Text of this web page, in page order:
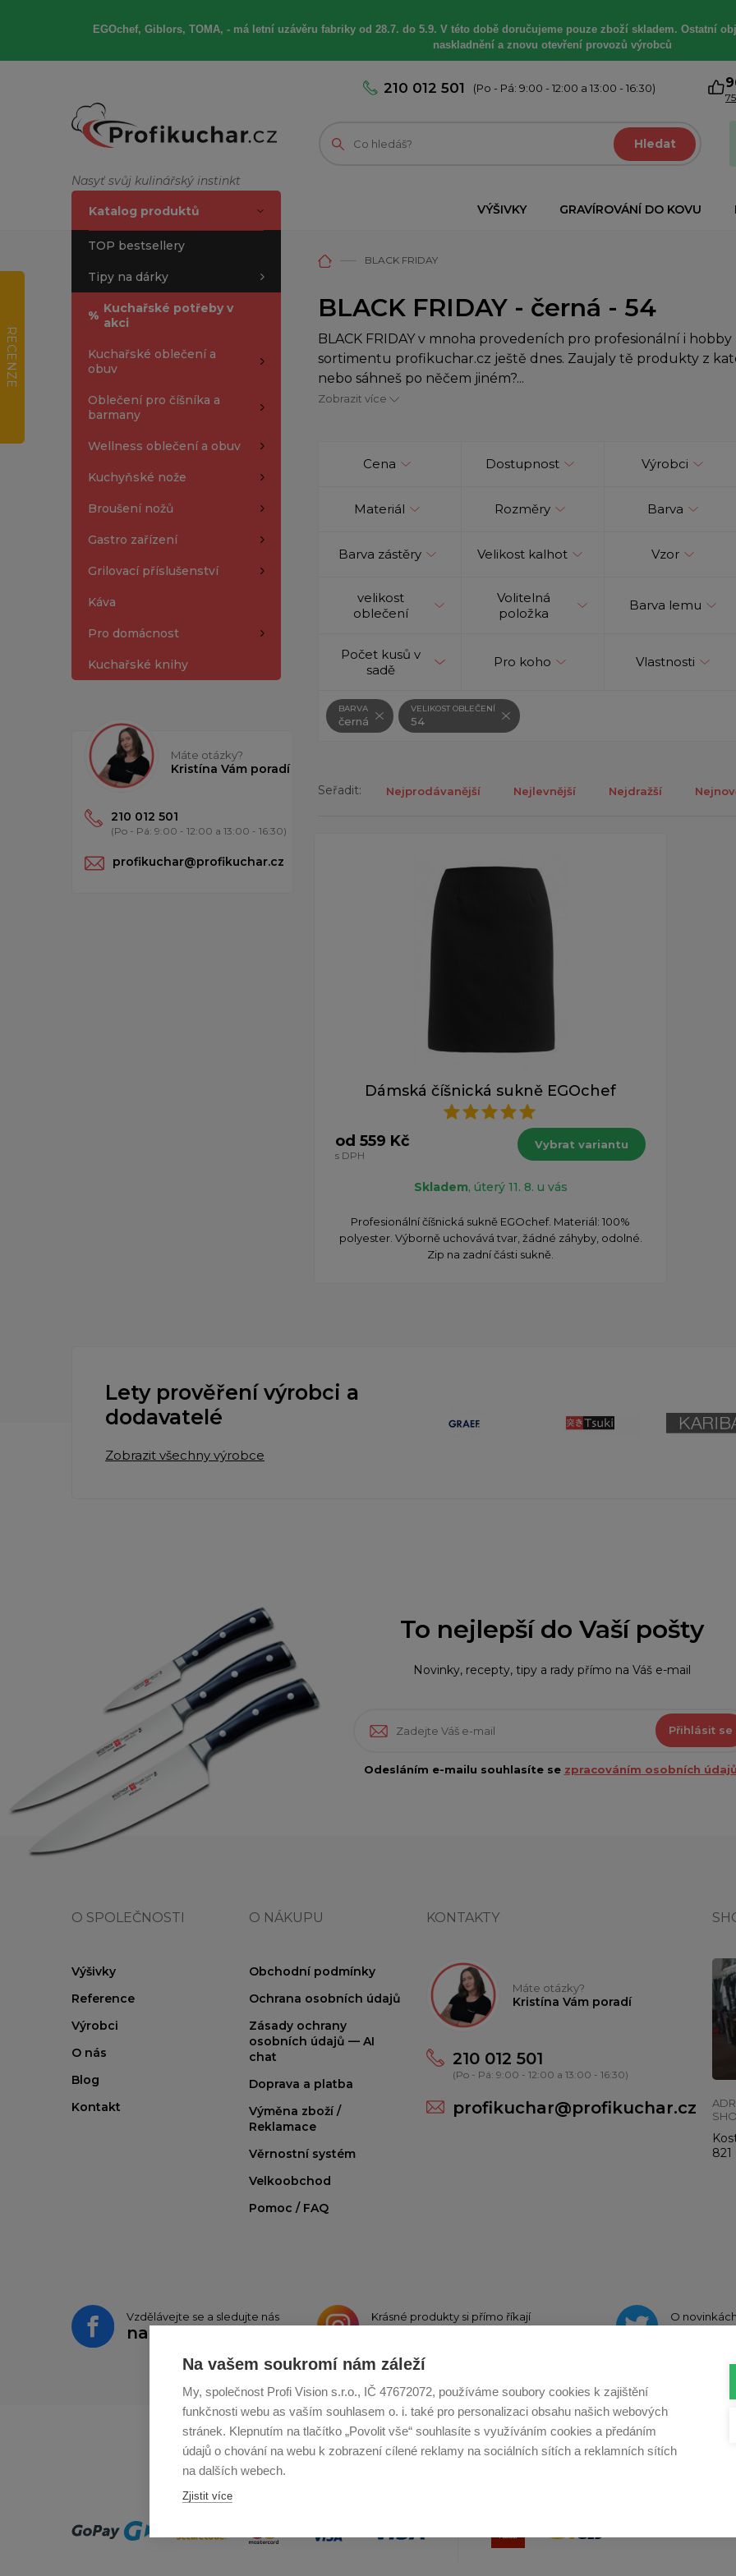
Na vašem soukromí nám záleží
My, společnost Profi Vision s.r.o., IČ 47672072, používáme soubory cookies k zajištění
funkčnosti webu as vaším souhlasem o. i. také pro personalizaci obsahu našich webových
stránek. Klepnutím na tlačítko „Povolit vše“ souhlasíte s využíváním cookies a předáním
údajů o chování na webu k zobrazení cílené reklamy na sociálních sítích a reklamních sítích
na dalších webech.
Zjistit více
EGOchef, Giblors, TOMA, -má letní uzávěru fabriky od 28.7. do 5.9. V této době doručujeme pouze zboží skladem. Ostatní
naskladnění a znovu otevření provozů výrobců
Nasyť svůj kulinářský instinkt
210 012 501 (Po - Pá: 9:00 - 12:00 a 13:00 - 16:30)
Hledat
VÝŠIVKY GRAVÍROVÁNÍ DO KOVU
Katalog produktů
TOP bestsellery
Tipy na dárky
% Kuchařské potřeby v
akci
Kuchařské oblečení a
obuv
Oblečení pro číšníka a
barmany
Wellness oblečení a obuv
Kuchyňské nože
Broušení nožů
Gastro zařízení
Grilovací příslušenství
Káva
Pro domácnost
Kuchařské knihy
Máte otázky?
Kristína Vám poradí
210 012 501
(Po - Pá: 9:00 - 12:00 a 13:00 - 16:30)
profikuchar@profikuchar.cz
BLACK FRIDAY
BLACK FRIDAY - černá - 54
BLACK FRIDAY v mnoha provedeních pro profesionální i
sortimentu profikuchar.cz ještě dnes. Zaujaly tě produkty z
nebo sáhneš po něčem jiném?...
Zobrazit více
Cena Dostupnost Výrobci
Materiál Rozměry Barva
Barva zástěry Velikost kalhot Vzor
velikost
oblečení
Volitelná
položka
Barva lemu
Počet kusů v
sadě
Pro koho Vlastnosti
BARVA
černá
VELIKOST OBLEČENÍ
54
Seřadit: Nejprodávanější Nejlevnější Nejdražší
Dámská číšnická sukně EGOchef
od 559 Kč
s DPH
Vybrat variantu
Skladem, úterý 11. 8. u vás
Profesionální číšnická sukně EGOchef. Materiál: 100%
polyester. Výborně uchovává tvar, žádné záhyby, odolné.
Zip na zadní části sukně.
Lety prověření výrobci a
dodavatelé
Zobrazit všechny výrobce
To nejlepší do Vaší pošty
Novinky, recepty, tipy a rady přímo na Váš e-mail
Přihlásit se
Odesláním e-mailu souhlasíte se zpracováním osobních
O SPOLEČNOSTI
Výšivky
Reference
Výrobci
O nás
Blog
Kontakt
O NÁKUPU
Obchodní podmínky
Ochrana osobních údajů
Zásady ochrany
osobních údajů — AI
chat
Doprava a platba
Výměna zboží /
Reklamace
Věrnostní systém
Velkoobchod
Pomoc / FAQ
KONTAKTY
Máte otázky?
Kristína Vám poradí
210 012 501
(Po - Pá: 9:00 - 12:00 a 13:00 - 16:30)
profikuchar@profikuchar.cz
Vzdělávejte se a sledujte nás
na
Krásné produkty si přímo říkají O
Profikuchar.sk Profikoch.at Profiszakacs.hu
RECENZE